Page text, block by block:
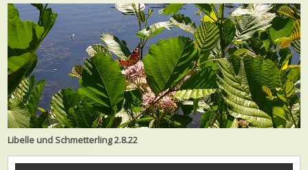
Libelle und Schmetterling 2.8.22